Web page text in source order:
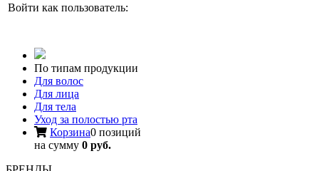
Войти как пользователь:
По типам продукции
Для волос
Для лица
Для тела
Уход за полостью рта
Корзина0 позиций
на сумму 0 руб.